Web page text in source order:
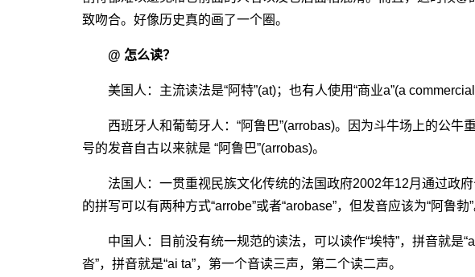
致吻合。好像历史真的画了一个圈。
@ 怎么读？
美国人：主流读法是“阿特”(at)；也有人使用“商业a”(a
西班牙人和葡萄牙人：“阿鲁巴”(arrobas)。因为斗牛场上的公牛
号的发音自古以来就是 “阿鲁巴”(arrobas)。
法国人：一贯重视民族文化传统的法国政府2002年12月通过政府
的拼写可以有两种方式“arrobe”或者“arobase”，但发音应该为“阿鲁勃”
中国人：目前没有统一规范的读法，可以读作“埃特”，拼音就是
沓”，拼音就是“ai ta”，第一个音读三声，第二个读二声。